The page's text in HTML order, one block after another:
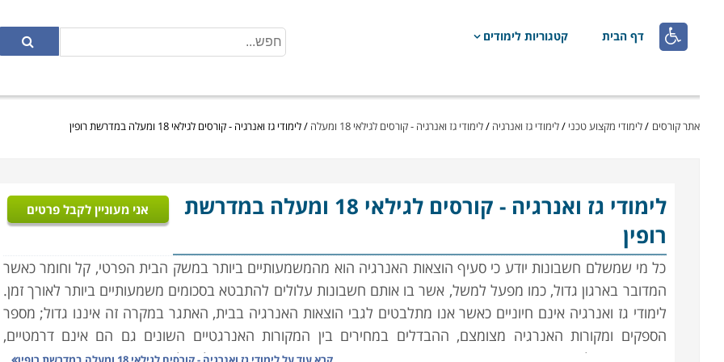
 דף הבית קטגוריות לימודים
אתר קורסים /לימודי מקצוע טכני /לימודי גז ואנרגיה /לימודי גז ואנרגיה - קורסים לגילאי 18 ומעלה /לימודי גז ואנרגיה - קורסים לגילאי 18 ומעלה במדרשת רופין
לימודי גז ואנרגיה
- קורסים לגילאי 18 ומעלה במדרשת
רופין
אני מעוניין לקבל פרטים
כל מי שמשלם חשבונות יודע כי סעיף הוצאות האנרגיה הוא מהמשמעותיים ביותר במשק הבית הפרטי, קל וחומר כאשר
המדובר בארגון גדול, כמו מפעל למשל, אשר בו אותם חשבונות עלולים להתבטא בסכומים משמעותיים ביותר לאורך זמן.
לימודי גז ואנרגיה אינם חיוניים כאשר אנו מתלבטים לגבי הוצאות האנרגיה בבית, האתגר במקרה זה איננו גדול; מספר
הספקים ומקורות האנרגיה מצומצם, ההבדלים במחירים בין המקורות האנרגטיים השונים גם הם אינם דרמטיים,
והפתרונות הלוגיסטיים אינם מורכבים במיוחד. במקרה המסובך יתבטא הדבר למשל בהתקנת ארובה עם המעבר